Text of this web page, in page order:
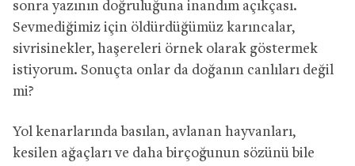
sonra yazının doğruluğuna inandım açıkçası.
Sevmediğimiz için öldürdüğümüz karıncalar,
sivrisinekler, haşereleri örnek olarak göstermek
istiyorum. Sonuçta onlar da doğanın canlıları değil
mi?
Yol kenarlarında basılan, avlanan hayvanları,
kesilen ağaçları ve daha birçoğunun sözünü bile